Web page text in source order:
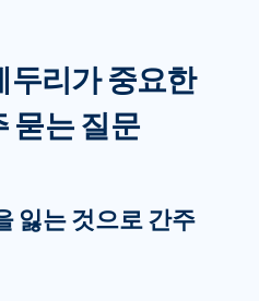
두리가 중요한
묻는 질문
잃는 것으로 간주